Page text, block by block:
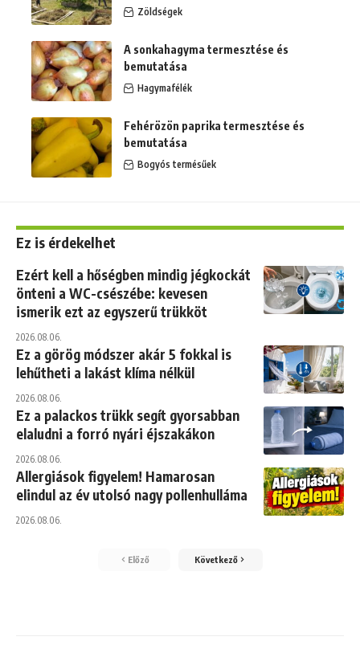
Zöldségek
A sonkahagyma termesztése és
bemutatása
Hagymafélék
Fehérözön paprika termesztése és
bemutatása
Bogyós termésűek
Ez is érdekelhet
Ezért kell a hőségben mindig jégkockát
önteni a WC-csészébe: kevesen
ismerik ezt az egyszerű trükköt
2026.08.06.
Ez a görög módszer akár 5 fokkal is
lehűtheti a lakást klíma nélkül
2026.08.06.
Ez a palackos trükk segít gyorsabban
elaludni a forró nyári éjszakákon
2026.08.06.
Allergiások figyelem! Hamarosan
elindul az év utolsó nagy pollenhulláma
2026.08.06.
Előző Következő